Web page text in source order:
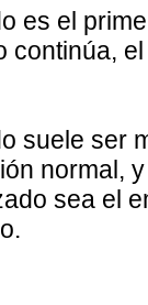
es el
continúa,
suele ser
normal,
sea el